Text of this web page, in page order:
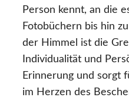
Person kennt, an die
Fotobüchern bis hin
der Himmel ist die
Individualität und
Erinnerung und sorgt
im Herzen des